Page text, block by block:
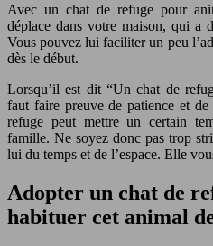
Avec un chat de refuge pour
déplace dans votre maison, qui a
Vous pouvez lui faciliter un peu
dès le début.
Lorsqu’il est dit “Un chat de
faut faire preuve de patience et
refuge peut mettre un certain
famille. Ne soyez donc pas trop
lui du temps et de l’espace. Elle
Adopter un chat de
habituer cet animal